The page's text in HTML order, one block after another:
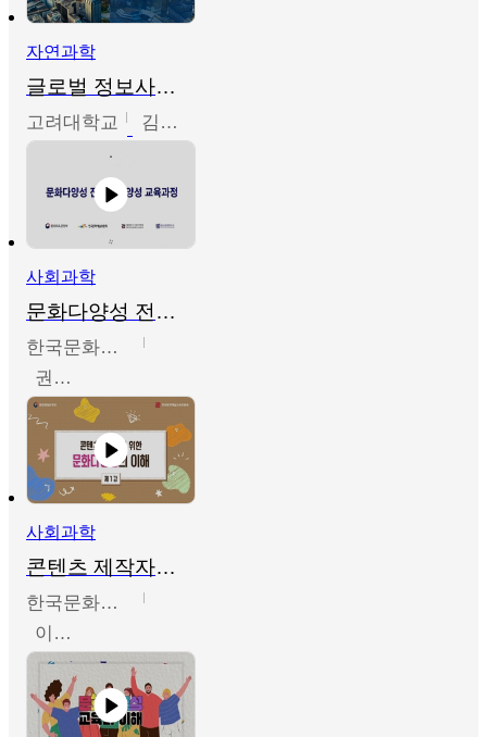
자연과학
글로벌 정보사회와 통계의 창의적 기능
고려대학교 김희영
사회과학
문화다양성 전문인력 양성 기본과정 - 문화다양성의 이해
한국문화예술교육진흥원
권숙인 외 8명
사회과학
콘텐츠 제작자를 위한 문화다양성의 이해
한국문화예술교육진흥원
이성민